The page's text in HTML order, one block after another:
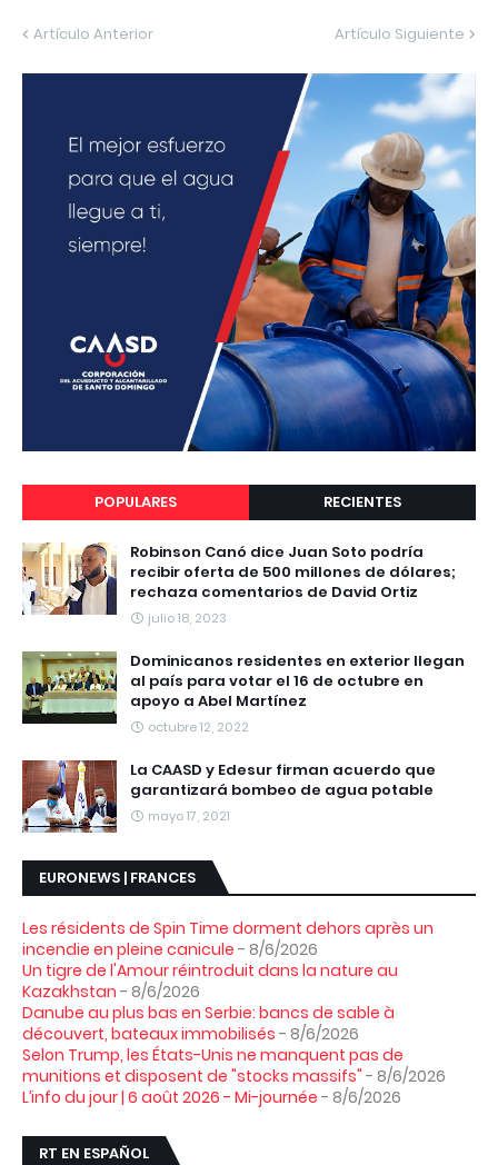
Artículo Anterior Artículo Siguiente
POPULARES RECIENTES
Robinson Canó dice Juan Soto podría
recibir oferta de 500 millones de dólares;
rechaza comentarios de David Ortiz
julio 18, 2023
Dominicanos residentes en exterior llegan
al país para votar el 16 de octubre en
apoyo a Abel Martínez
octubre 12, 2022
La CAASD y Edesur firman acuerdo que
garantizará bombeo de agua potable
mayo 17, 2021
EURONEWS | FRANCES
Les résidents de Spin Time dorment dehors après un
incendie en pleine canicule - 8/6/2026
Un tigre de l'Amour réintroduit dans la nature au
Kazakhstan - 8/6/2026
Danube au plus bas en Serbie: bancs de sable à
découvert, bateaux immobilisés - 8/6/2026
Selon Trump, les États-Unis ne manquent pas de
munitions et disposent de "stocks massifs" - 8/6/2026
L’info du jour | 6 août 2026 - Mi-journée - 8/6/2026
RT EN ESPAÑOL